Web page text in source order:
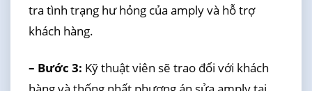
tra tình trạng hư hỏng của amply và hỗ trợ
khách hàng.
– Bước 3: Kỹ thuật viên sẽ trao đổi với khách